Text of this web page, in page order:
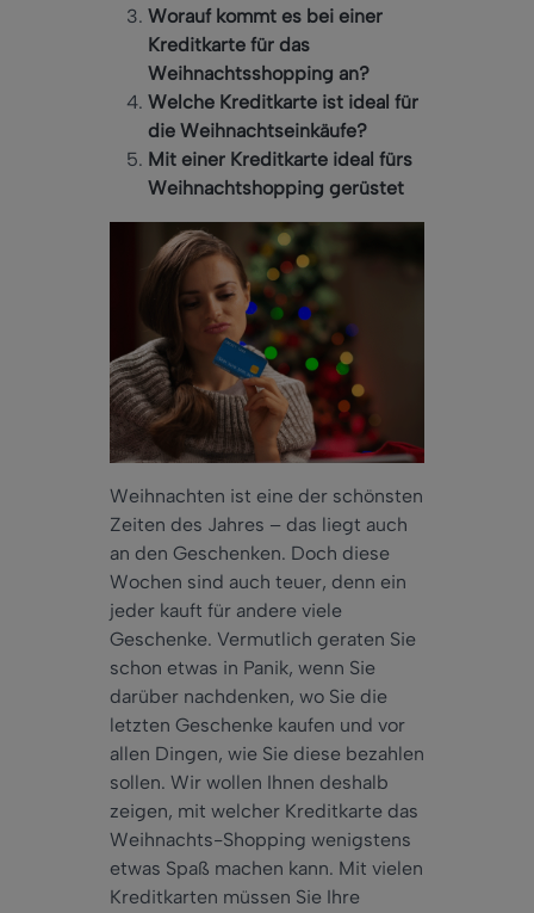
Worauf kommt es bei einer
Kreditkarte für das
Weihnachtsshopping an?
Welche Kreditkarte ist ideal für
die Weihnachtseinkäufe?
Mit einer Kreditkarte ideal fürs
Weihnachtshopping gerüstet
Weihnachten ist eine der schönsten
Zeiten des Jahres – das liegt auch
an den Geschenken. Doch diese
Wochen sind auch teuer, denn ein
jeder kauft für andere viele
Geschenke. Vermutlich geraten Sie
schon etwas in Panik, wenn Sie
darüber nachdenken, wo Sie die
letzten Geschenke kaufen und vor
allen Dingen, wie Sie diese bezahlen
sollen. Wir wollen Ihnen deshalb
zeigen, mit welcher Kreditkarte das
Weihnachts-Shopping wenigstens
etwas Spaß machen kann. Mit vielen
Kreditkarten müssen Sie Ihre